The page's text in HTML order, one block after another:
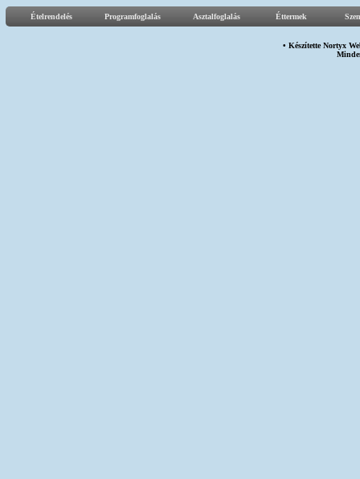
Ételrendelés Programfoglalás Asztalfoglalás Éttermek
• KészítetteNortyx